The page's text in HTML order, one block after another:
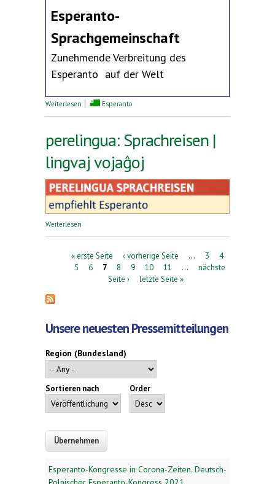
Esperanto-
Sprachgemeinschaft
Zunehmende Verbreitung des
Esperanto auf der Welt
Weiterlesen über Erklärung des Deutschen Esperanto-Bundes
Esperanto
perelingua: Sprachreisen |
lingvaj vojaĝoj
Weiterlesen
Seiten« erste Seite ‹ vorherige Seite … 3
4
5
6 7 8 9 10 11 …
nächste
Seite ›
letzte Seite »
Unsere neuesten Pressemitteilungen
Region (Bundesland)
Sortieren nach Order
Esperanto-Kongresse in Corona-Zeiten. Deutsch-